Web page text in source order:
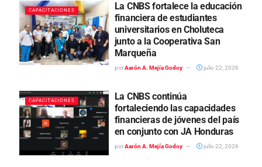
CAPACITACIONES
La CNBS fortalece la educación
financiera de estudiantes
universitarios en Choluteca
junto a la Cooperativa San
Marqueña
por Aarón A. Mejía Godoy julio 22, 2026
CAPACITACIONES
La CNBS continúa
fortaleciendo las capacidades
financieras de jóvenes del país
en conjunto con JA Honduras
por Aarón A. Mejía Godoy julio 22, 2026